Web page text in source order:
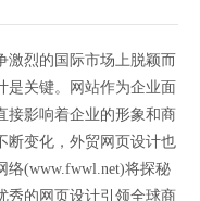
激烈的国际市场上脱颖而
是关键。网站作为企业面
接影响着企业的形象和商
断变化，外贸网页设计也
络(www.fwwl.net)将探秘
秀的网页设计引领全球商